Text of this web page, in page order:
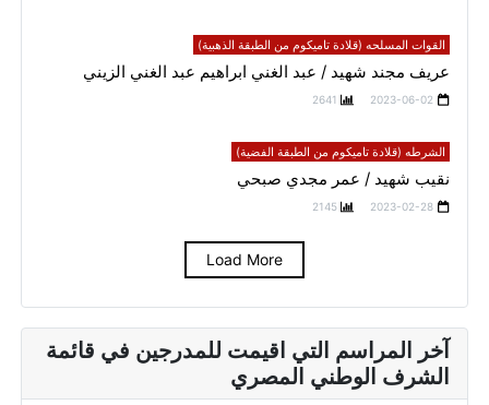
القوات المسلحه (قلادة تاميكوم من الطبقة الذهبية)
عريف مجند شهيد / عبد الغني ابراهيم عبد الغني الزيني
2023-06-02
2641
الشرطه (قلادة تاميكوم من الطبقة الفضية)
نقيب شهيد / عمر مجدي صبحي
2023-02-28
2145
Load More
آخر المراسم التي اقيمت للمدرجين في قائمة
الشرف الوطني المصري